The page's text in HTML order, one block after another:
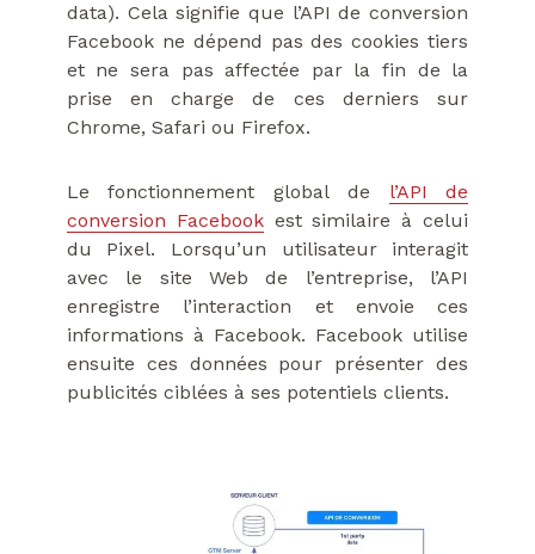
data). Cela signifie que l’API de conversion
Facebook ne dépend pas des cookies tiers
et ne sera pas affectée par la fin de la
prise en charge de ces derniers sur
Chrome, Safari ou Firefox.
Le fonctionnement global de l’API de
conversion Facebookest similaire à celui
du Pixel. Lorsqu’un utilisateur interagit
avec le site Web de l’entreprise, l’API
enregistre l’interaction et envoie ces
informations à Facebook. Facebook utilise
ensuite ces données pour présenter des
publicités ciblées à ses potentiels clients.